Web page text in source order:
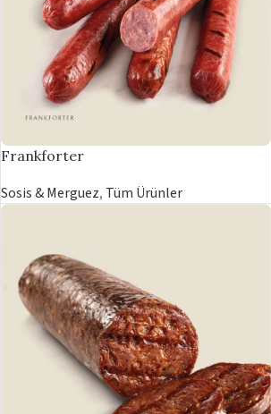
Frankforter
Sosis & Merguez, Tüm Ürünler